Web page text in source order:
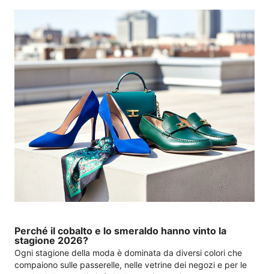
Perché il cobalto e lo smeraldo hanno vinto la
stagione 2026?
Ogni stagione della moda è dominata da diversi colori che
compaiono sulle passerelle, nelle vetrine dei negozi e per le